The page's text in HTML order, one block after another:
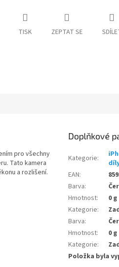
TISK ZEPTAT SE
pro všechny
Tato kamera
a rozlišení.
Doplňkové
Kategorie:
EAN:
Barva:
Hmotnost:
0 g
Kategorie:
Barva:
Hmotnost:
0 g
Kategorie:
Položka byla